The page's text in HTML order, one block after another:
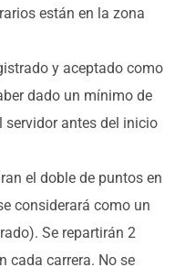
están en la zona
y aceptado como
dado un mínimo de
servidor antes del inicio
el doble de puntos en
considerará como un
Se repartirán 2
cada carrera. No se